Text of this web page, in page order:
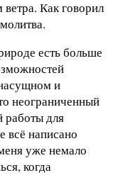
Как говорил
есть больше
и
неограниченный
работы для
всё написано
уже немало
когда